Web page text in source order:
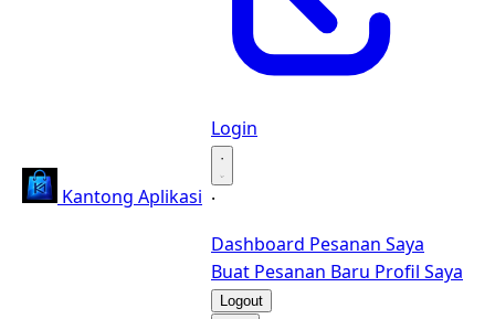
Kantong Aplikasi
Login
·
·
Dashboard Pesanan Saya
Buat Pesanan Baru Profil Saya
Logout